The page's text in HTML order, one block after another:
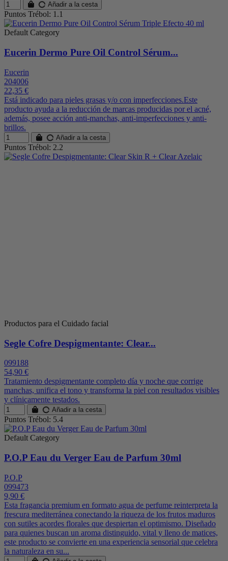
Añadir a la cesta
Puntos Trébol: 1.1
Default Category
Eucerin Dermo Pure Oil Control Sérum...
Eucerin
204006
22,35 €
Está indicado para pieles grasas y/o con imperfecciones.Este
producto ayuda a la reducción de marcas producidas por el acné,
además, posee acción anti-manchas, anti-imperfecciones y anti-
brillos.
Añadir a la cesta
Puntos Trébol: 2.2
Productos para el Cuidado facial
Segle Cofre Despigmentante: Clear...
099188
54,90 €
Tratamiento despigmentante completo día y noche que corrige
manchas, unifica el tono y transforma la piel con resultados visibles
y clínicamente testados.
Añadir a la cesta
Puntos Trébol: 5.4
Default Category
P.O.P Eau du Verger Eau de Parfum 30ml
P.O.P
099473
9,90 €
Esta fragancia premium en formato agua de perfume reinterpreta la
frescura mediterránea conectando la riqueza de los frutos maduros
con sutiles acordes florales que despiertan el optimismo. Diseñado
para quienes buscan un aroma distinguido, vital y lleno de matices,
este producto se convierte en una experiencia sensorial que celebra
la naturaleza en su...